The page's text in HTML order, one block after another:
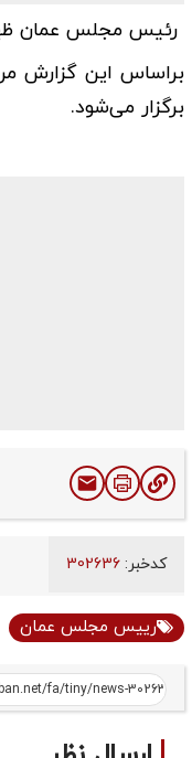
رئیس مجلس عمان
براساس این گزارش
برگزار می‌شود.
کدخبر:
رییس مجلس عمان